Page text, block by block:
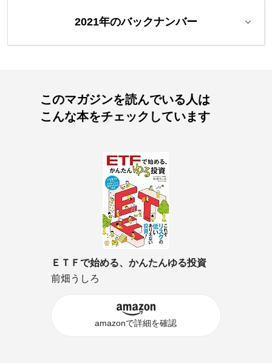
2021年のバックナンバー
このマガジンを読んでいる人は
こんな本をチェックしています
ＥＴＦで始める、かんたんゆる投資
前畑うしろ
amazonで詳細を確認